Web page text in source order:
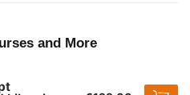
and More